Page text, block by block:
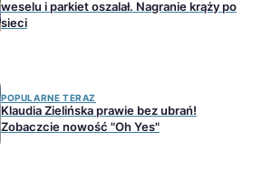
weselu i parkiet oszalał. Nagranie krąży po
sieci
POPULARNE TERAZ
Klaudia Zielińska prawie bez ubrań!
Zobaczcie nowość "Oh Yes"